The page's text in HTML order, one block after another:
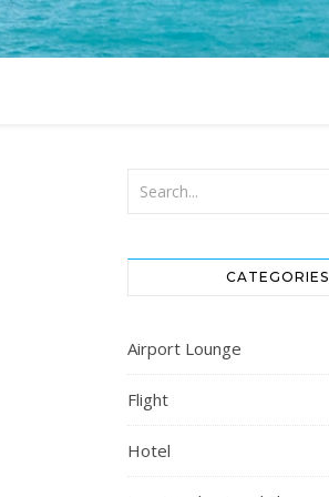
CATEGORIES
Airport Lounge
Flight
Hotel